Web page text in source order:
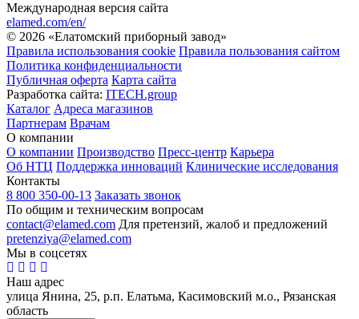
Международная версия сайта
elamed.com/en/
© 2026 «Елатомский приборный завод»
Правила использования cookie Правила пользования сайтом
Политика конфиденциальности
Публичная оферта Карта сайта
Разработка сайта: ITECH.group
Каталог Адреса магазинов
Партнерам Врачам
О компании
О компании Производство Пресс-центр Карьера
Об НТЦ Поддержка инноваций Клинические исследования
Контакты
8 800 350-00-13 Заказать звонок
По общим и техническим вопросам
contact@elamed.com Для претензий, жалоб и предложений
pretenziya@elamed.com
Мы в соцсетях
Наш адрес
улица Янина, 25, р.п. Елатьма, Касимовский м.о., Рязанская
область